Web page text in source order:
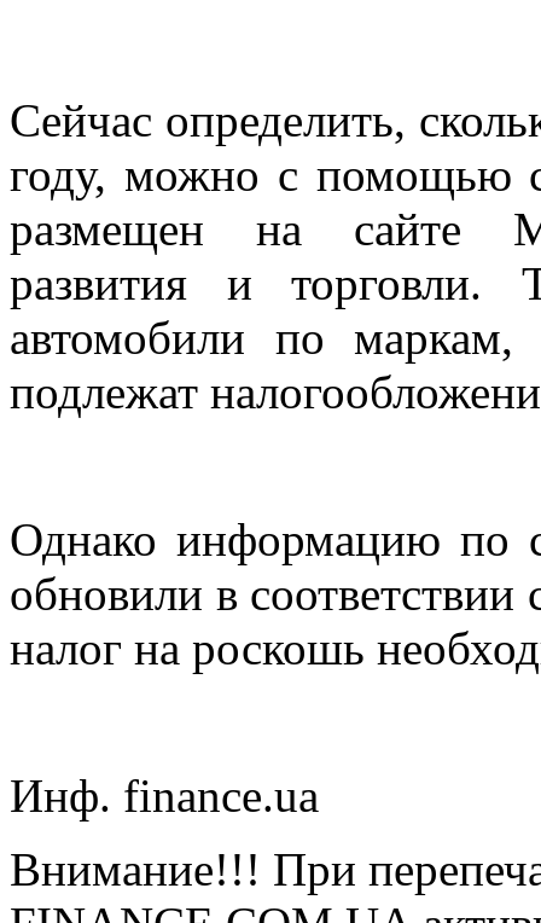
Сейчас определить,
году, можно с помощью
размещен на сайте
развития и торговли.
автомобили по маркам,
подлежат
Однако информацию по
обновили в
налог на роскошь
Инф. finance.ua
Внимание!!! При